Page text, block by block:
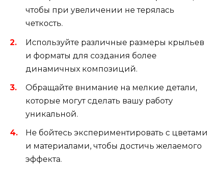
чтобы при увеличении не терялась
четкость.
Используйте различные размеры крыльев
и форматы для создания более
динамичных композиций.
Обращайте внимание на мелкие детали,
которые могут сделать вашу работу
уникальной.
Не бойтесь экспериментировать с цветами
и материалами, чтобы достичь желаемого
эффекта.